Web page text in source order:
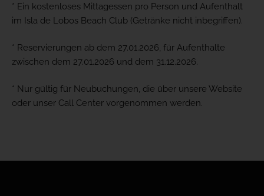
* Ein kostenloses Mittagessen pro Person und Aufenthalt
im Isla de Lobos Beach Club (Getränke nicht inbegriffen).
* Reservierungen ab dem 27.01.2026, für Aufenthalte
zwischen dem 27.01.2026 und dem 31.12.2026.
* Nur gültig für Neubuchungen, die über unsere Website
oder unser Call Center vorgenommen werden.